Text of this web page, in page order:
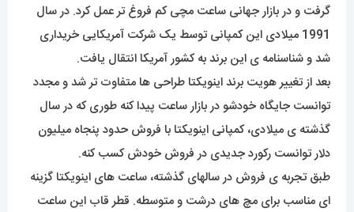
گرفت و در بازار جهانی ساعت مچی کم فروغ تر عمل کرد. در سال
1991 میلادی این کمپانی توسط یک شرکت آمریکایی خریداری
شد و شناسنامه ی این برند به کشور آمریکا انتقال یافت.
بعد از تغییر هویت برند اینویکتا طراحی ها متفاوت تر شد و مجدد
توانست جایگاه خودشو در بازار ساعت پیدا کنه طوری که در سال
گذشته ی میلادی، کمپانی اینویکتا با فروش حدود پنجاه میلیون
دلار توانست رکورد جدیدی در فروش خودش کسب کنه.
طبق تجربه ی فروش در سالهای گذشته، ساعت های اینویکتا گزینه
ای مناسب برای مچ های درشت و متوسطه. قطر قاب این ساعت